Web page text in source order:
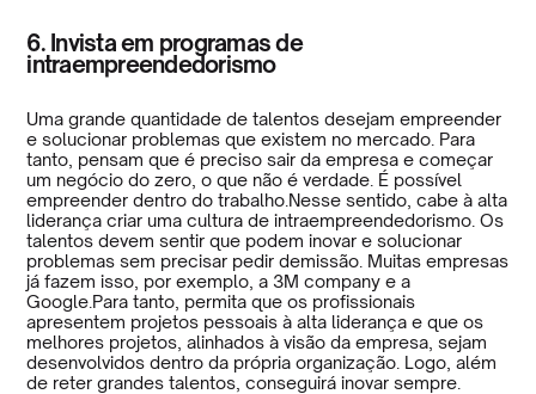
6. Invista em programas de
intraempreendedorismo
Uma grande quantidade de talentos desejam empreender
e solucionar problemas que existem no mercado. Para
tanto, pensam que é preciso sair da empresa e começar
um negócio do zero, o que não é verdade. É possível
empreender dentro do trabalho.Nesse sentido, cabe à alta
liderança criar uma cultura de intraempreendedorismo. Os
talentos devem sentir que podem inovar e solucionar
problemas sem precisar pedir demissão. Muitas empresas
já fazem isso, por exemplo, a 3M company e a
Google.Para tanto, permita que os profissionais
apresentem projetos pessoais à alta liderança e que os
melhores projetos, alinhados à visão da empresa, sejam
desenvolvidos dentro da própria organização. Logo, além
de reter grandes talentos, conseguirá inovar sempre.